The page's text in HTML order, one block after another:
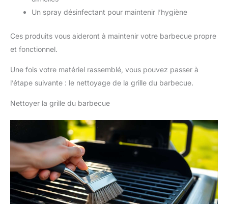
Un spray désinfectant pour maintenir l’hygiène
Ces produits vous aideront à maintenir votre barbecue propre
et fonctionnel.
Une fois votre matériel rassemblé, vous pouvez passer à
l’étape suivante : le nettoyage de la grille du barbecue.
Nettoyer la grille du barbecue